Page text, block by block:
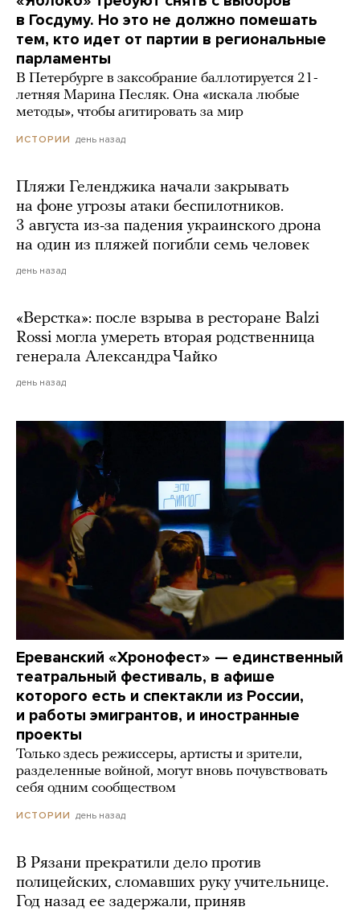
в Госдуму. Но это не должно помешать
тем, кто идет от партии в региональные
парламенты
В Петербурге в заксобрание баллотируется 21-
летняя Марина Песляк. Она «искала любые
методы», чтобы агитировать за мир
ИСТОРИИ день назад
Пляжи Геленджика начали закрывать
на фоне угрозы атаки беспилотников.
3 августа из-за падения украинского дрона
на один из пляжей погибли семь человек
день назад
«Верстка»: после взрыва в ресторане Balzi
Rossi могла умереть вторая родственница
генерала Александра Чайко
день назад
Ереванский «Хронофест» — единственный
театральный фестиваль, в афише
которого есть и спектакли из России,
и работы эмигрантов, и иностранные
проекты
Только здесь режиссеры, артисты и зрители,
разделенные войной, могут вновь почувствовать
себя одним сообществом
ИСТОРИИ день назад
В Рязани прекратили дело против
полицейских, сломавших руку учительнице.
Год назад ее задержали, приняв